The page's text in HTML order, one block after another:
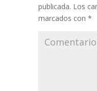
publicada. Los
marcados con *